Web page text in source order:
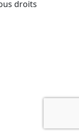
droits